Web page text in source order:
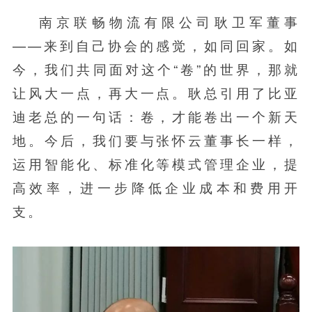
南京联畅物流有限公司耿卫军董事
——来到自己协会的感觉，如同回家。如
今，我们共同面对这个“卷”的世界，那就
让风大一点，再大一点。耿总引用了比亚
迪老总的一句话：卷，才能卷出一个新天
地。今后，我们要与张怀云董事长一样，
运用智能化、标准化等模式管理企业，提
高效率，进一步降低企业成本和费用开
支。